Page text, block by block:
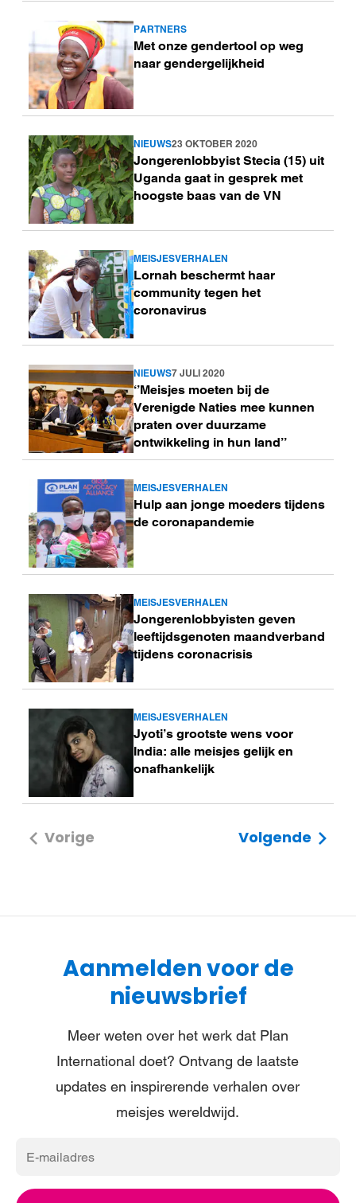
PARTNERS
Met onze gendertool op weg
naar gendergelijkheid
Lees
meer
NIEUWS23 OKTOBER 2020
Jongerenlobbyist Stecia (15) uit
Uganda gaat in gesprek met
hoogste baas van de VN
Lees
meer
MEISJESVERHALEN
Lornah beschermt haar
community tegen het
coronavirus
Lees
meer
NIEUWS7 JULI 2020
‘’Meisjes moeten bij de
Verenigde Naties mee kunnen
praten over duurzame
ontwikkeling in hun land’’
Lees
meer
MEISJESVERHALEN
Hulp aan jonge moeders tijdens
de coronapandemie
Lees
meer
MEISJESVERHALEN
Jongerenlobbyisten geven
leeftijdsgenoten maandverband
tijdens coronacrisis
Lees
meer
MEISJESVERHALEN
Jyoti’s grootste wens voor
India: alle meisjes gelijk en
onafhankelijk
meer
Vorige Volgende
Aanmelden voor de
nieuwsbrief
Meer weten over het werk dat Plan
International doet? Ontvang de laatste
updates en inspirerende verhalen over
meisjes wereldwijd.
E-